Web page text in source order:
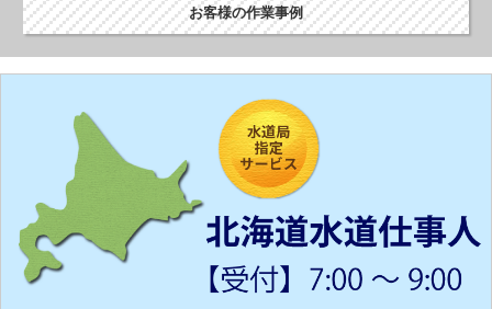
お客様の作業事例